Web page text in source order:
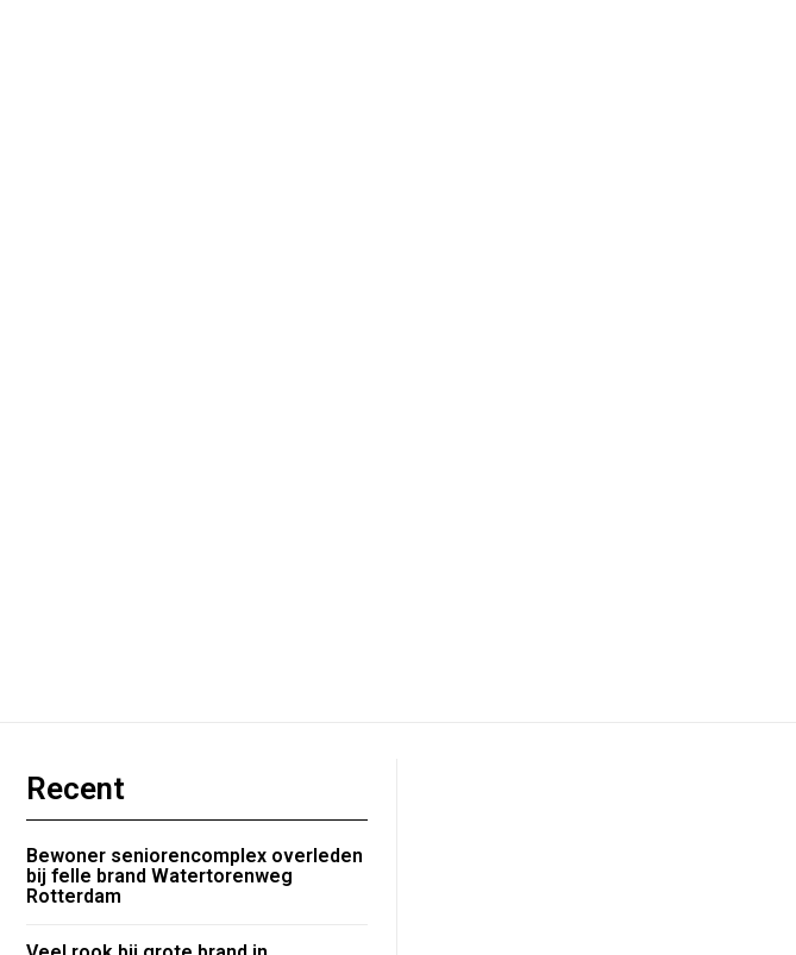
Recent
Bewoner seniorencomplex overleden
bij felle brand Watertorenweg
Rotterdam